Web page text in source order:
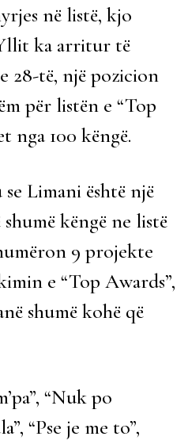
në listë, kjo
ka arritur të
28-të, një pozicion
për listën e “Top
nga 100 këngë.
Limani është një
këngë ne listë
9 projekte
e “Top Awards”,
shumë kohë që
“Nuk po
“Pse je me to”,